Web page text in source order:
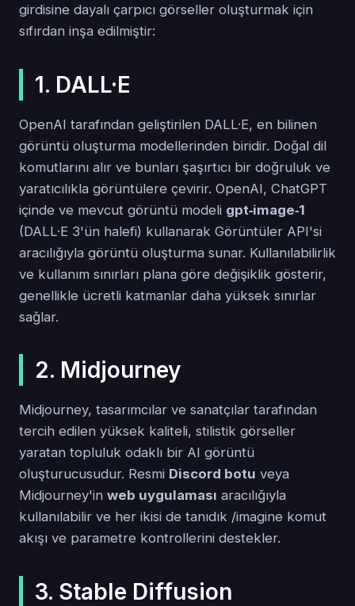
girdisine dayalı çarpıcı görseller oluşturmak için
sıfırdan inşa edilmiştir:
1. DALL·E
OpenAI tarafından geliştirilen DALL·E, en bilinen
görüntü oluşturma modellerinden biridir. Doğal dil
komutlarını alır ve bunları şaşırtıcı bir doğruluk ve
yaratıcılıkla görüntülere çevirir. OpenAI, ChatGPT
içinde ve mevcut görüntü modeli gpt‑image‑1
(DALL·E 3'ün halefi) kullanarak Görüntüler API'si
aracılığıyla görüntü oluşturma sunar. Kullanılabilirlik
ve kullanım sınırları plana göre değişiklik gösterir,
genellikle ücretli katmanlar daha yüksek sınırlar
sağlar.
2. Midjourney
Midjourney, tasarımcılar ve sanatçılar tarafından
tercih edilen yüksek kaliteli, stilistik görseller
yaratan topluluk odaklı bir AI görüntü
oluşturucusudur. Resmi Discord botu veya
Midjourney'in web uygulaması aracılığıyla
kullanılabilir ve her ikisi de tanıdık /imagine komut
akışı ve parametre kontrollerini destekler.
3. Stable Diffusion